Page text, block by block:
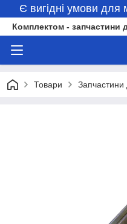
Є вигідні умови
Комплектом - запчастини
Товари Запчастини